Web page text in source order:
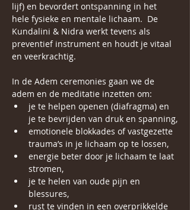
lijf) en bevordert ontspanning in het
hele fysieke en mentale lichaam.  De
Kundalini & Nidra werkt tevens als
preventief instrument en houdt je vitaal
en veerkrachtig.
In de Adem ceremonies gaan we de
adem en de meditatie inzetten om:
je te helpen openen (diafragma) en
je te bevrijden van druk en spanning,
emotionele blokkades of vastgezette
trauma’s in je lichaam op te lossen,
energie beter door je lichaam te laat
stromen,
je te helen van oude pijn en
blessures,
rust te vinden in een overprikkelde